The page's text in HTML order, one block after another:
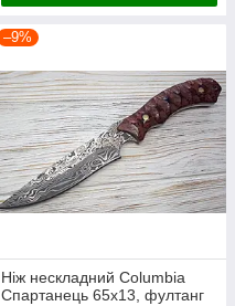
–9%
Ніж нескладний Columbia
Спартанець 65х13, фултанг